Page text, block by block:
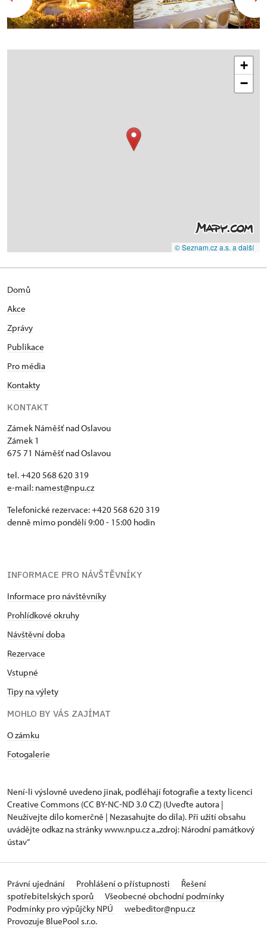
+
−
© Seznam.cz a.s. a další
Domů
Akce
Zprávy
Publikace
Pro média
Kontakty
KONTAKT
Zámek Náměšť nad Oslavou
Zámek 1
675 71 Náměšť nad Oslavou
tel. +420 568 620 319
e-mail: namest@npu.cz
Telefonické rezervace: +420 568 620 319
denně mimo pondělí 9:00 - 15:00 hodin
INFORMACE PRO NÁVŠTĚVNÍKY
Informace pro návštěvníky
Prohlídkové okruhy
Návštěvní doba
Rezervace
Vstupné
Tipy na výlety
MOHLO BY VÁS ZAJÍMAT
O zámku
Fotogalerie
Není-li výslovně uvedeno jinak, podléhají fotografie a texty licenci
Creative Commons (CC BY-NC-ND 3.0 CZ) (Uveďte autora |
Neužívejte dílo komerčně | Nezasahujte do díla). Při užití obsahu
uvádějte odkaz na stránky www.npu.cz a „zdroj: Národní památkový
ústav“
Právní ujednání Prohlášení o přístupnosti
Řešení
spotřebitelských sporů
Všeobecné obchodní podmínky
Podmínky pro výpůjčky NPÚ
webeditor@npu.cz
Provozuje BluePool s.r.o.